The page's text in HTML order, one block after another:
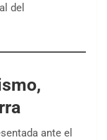
del
ante el